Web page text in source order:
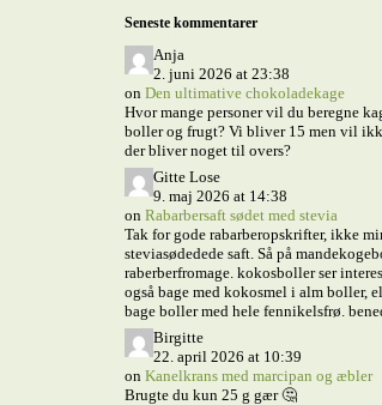
Seneste kommentarer
Anja
2. juni 2026 at 23:38
on Den ultimative chokoladekage
Hvor mange personer vil du beregne
boller og frugt? Vi bliver 15 men vil
der bliver noget til overs?
Gitte Lose
9. maj 2026 at 14:38
on Rabarbersaft sødet med stevia
Tak for gode rabarberopskrifter, ikke
steviasødedede saft. Så på
raberberfromage. kokosboller ser
også bage med kokosmel i alm boller,
bage boller med hele fennikelsfrø.
Birgitte
22. april 2026 at 10:39
on Kanelkrans med marcipan og æbler
Brugte du kun 25 g gær 🤔